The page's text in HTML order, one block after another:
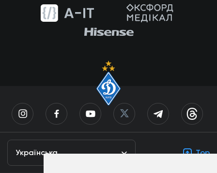
Українська Top